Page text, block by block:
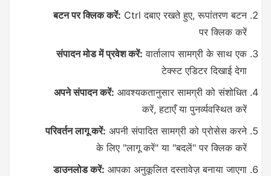
बटन पर क्लिक करें: Ctrl दबाए रखते हुए, रूपांतरण बटन
पर क्लिक करें
संपादन मोड में प्रवेश करें: वार्तालाप सामग्री के साथ एक
टेक्स्ट एडिटर दिखाई देगा
अपने संपादन करें: आवश्यकतानुसार सामग्री को संशोधित
करें, हटाएँ या पुनर्व्यवस्थित करें
परिवर्तन लागू करें: अपनी संपादित सामग्री को प्रोसेस करने
के लिए "लागू करें" या "बदलें" पर क्लिक करें
डाउनलोड करें: आपका अनुकूलित दस्तावेज़ बनाया जाएगा